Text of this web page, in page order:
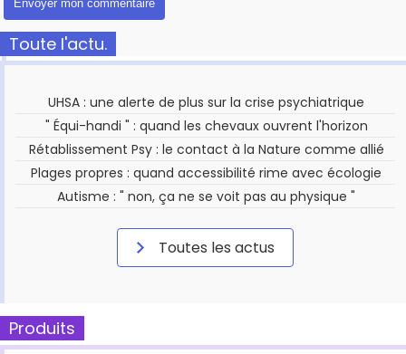
Toute l'actu.
UHSA : une alerte de plus sur la crise psychiatrique
" Équi-handi " : quand les chevaux ouvrent l'horizon
Rétablissement Psy : le contact à la Nature comme allié
Plages propres : quand accessibilité rime avec écologie
Autisme : " non, ça ne se voit pas au physique "
Toutes les actus
Produits